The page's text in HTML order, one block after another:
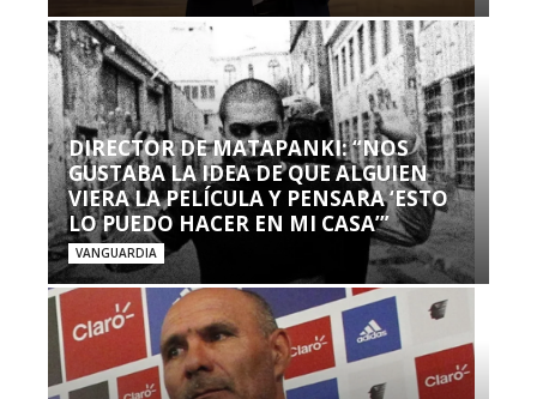
DIRECTOR DE MATAPANKI: “NOS
GUSTABA LA IDEA DE QUE ALGUIEN
VIERA LA PELÍCULA Y PENSARA ‘ESTO
LO PUEDO HACER EN MI CASA’”
VANGUARDIA